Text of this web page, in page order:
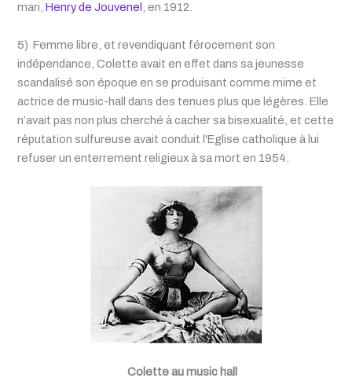
mari,Henry de Jouvenel , en 1912.
5)Femme libre, et revendiquant férocement son
indépendance, Colette avait en effet dans sa jeunesse
scandalisé son époque en se produisant comme mime et
actrice de music-hall dans des tenues plus que légères. Elle
n’avait pas non plus cherché à cacher sa bisexualité, et cette
réputation sulfureuse avait conduit l'Eglise catholique à lui
refuser un enterrement religieux à sa mort en 1954.
Colette au music hall